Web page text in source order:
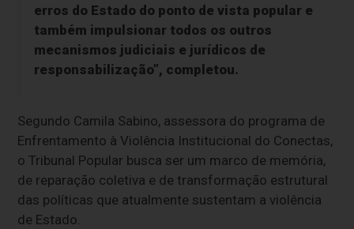
erros do Estado do ponto de vista popular e
também impulsionar todos os outros
mecanismos judiciais e jurídicos de
responsabilização”, completou.
Segundo Camila Sabino, assessora do programa de
Enfrentamento à Violência Institucional do Conectas,
o Tribunal Popular busca ser um marco de memória,
de reparação coletiva e de transformação estrutural
das políticas que atualmente sustentam a violência
de Estado.